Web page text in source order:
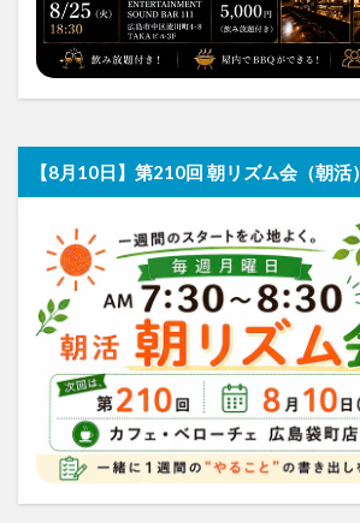
【8月10日】第210回 朝リズム会（朝活）